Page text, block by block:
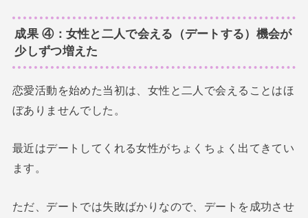
成果 ④：女性と二人で会える（デートする）機会が
少しずつ増えた
恋愛活動を始めた当初は、女性と二人で会えることはほ
ぼありませんでした。
最近はデートしてくれる女性がちょくちょく出てきてい
ます。
ただ、デートでは失敗ばかりなので、デートを成功させ